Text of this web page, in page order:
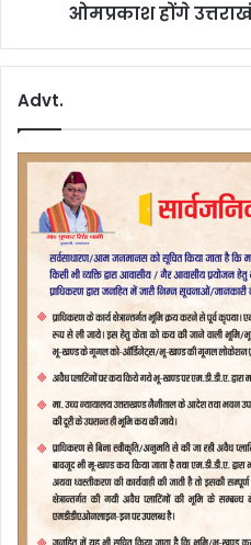
ओमप्रकाश होंगे
Advt.